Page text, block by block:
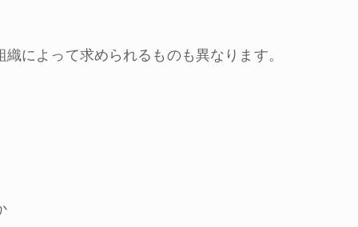
によって求められるものも異なります。